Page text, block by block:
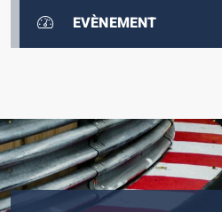
EVÈNEMENT